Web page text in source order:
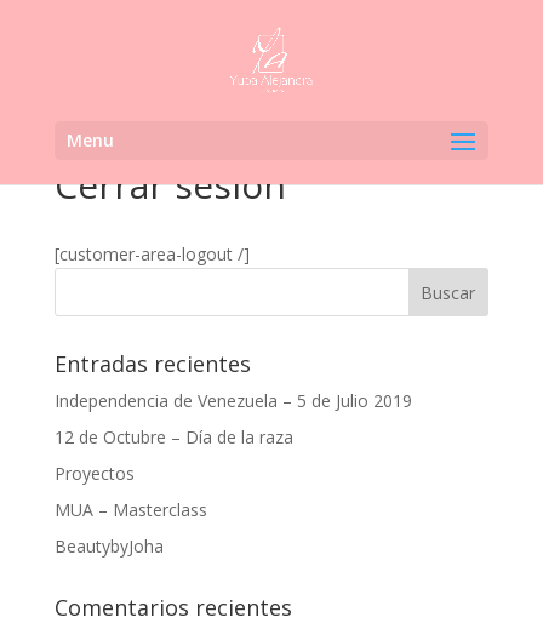
Menu
Cerrar sesión
[customer-area-logout /]
Entradas recientes
Independencia de Venezuela – 5 de Julio 2019
12 de Octubre – Día de la raza
Proyectos
MUA – Masterclass
BeautybyJoha
Comentarios recientes